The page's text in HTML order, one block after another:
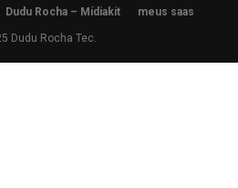
Dudu Rocha – Mídiakit meus saas
Dudu Rocha Tec.